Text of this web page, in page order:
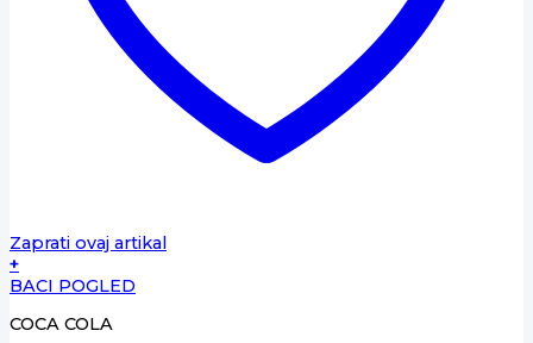
Zaprati ovaj artikal
+
BACI POGLED
COCA COLA